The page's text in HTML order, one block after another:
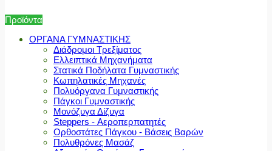
Προϊόντα
ΟΡΓΑΝΑ ΓΥΜΝΑΣΤΙΚΗΣ
Διάδρομοι Τρεξίματος
Ελλειπτικά Μηχανήματα
Στατικά Ποδήλατα Γυμναστικής
Κωπηλατικές Μηχανές
Πολυόργανα Γυμναστικής
Πάγκοι Γυμναστικής
Μονόζυγα Δίζυγα
Steppers - Αεροπερπατητές
Ορθοστάτες Πάγκου - Βάσεις Βαρών
Πολυθρόνες Μασάζ